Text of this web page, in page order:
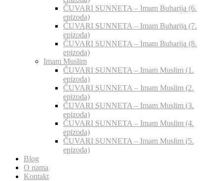
ČUVARI SUNNETA – Imam Buharija (6.
epizoda)
ČUVARI SUNNETA – Imam Buharija (7.
epizoda)
ČUVARI SUNNETA – Imam Buharija (8.
epizoda)
Imam Muslim
ČUVARI SUNNETA – Imam Muslim (1.
epizoda)
ČUVARI SUNNETA – Imam Muslim (2.
epizoda)
ČUVARI SUNNETA – Imam Muslim (3.
epizoda)
ČUVARI SUNNETA – Imam Muslim (4.
epizoda)
ČUVARI SUNNETA – Imam Muslim (5.
epizoda)
Blog
O nama
Kontakt